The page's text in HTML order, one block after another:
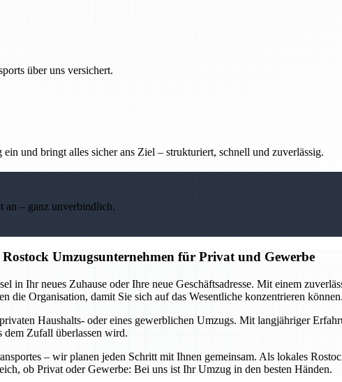
über uns versichert.
und bringt alles sicher ans Ziel – strukturiert, schnell und zuverlässig.
an – ganz unverbindlich.
Umzugsunternehmen für Privat und Gewerbe
in Ihr neues Zuhause oder Ihre neue Geschäftsadresse. Mit einem
die Organisation, damit Sie sich auf das Wesentliche konzentrieren können.
Haushalts- oder eines gewerblichen Umzugs. Mit langjähriger
dem Zufall überlassen wird.
– wir planen jeden Schritt mit Ihnen gemeinsam. Als lokales
ob Privat oder Gewerbe: Bei uns ist Ihr Umzug in den besten Händen.